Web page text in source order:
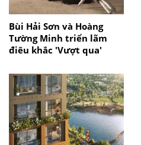
Bùi Hải Sơn và Hoàng
Tường Minh triển lãm
điêu khắc 'Vượt qua'